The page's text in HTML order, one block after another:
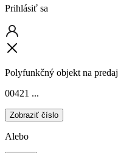
Prihlásiť sa
Polyfunkčný objekt na predaj
00421 ...
Zobraziť číslo
Alebo